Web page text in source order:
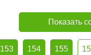
Показать
153 154 155